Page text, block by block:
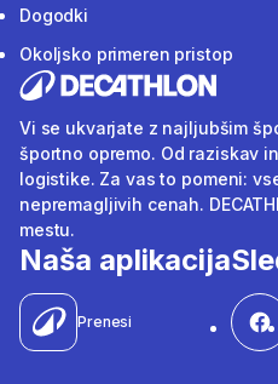
Dogodki
Okoljsko primeren pristop
Vi se ukvarjate z najljubšim
športno opremo. Od raziskav
logistike. Za vas to pomeni:
nepremagljivih cenah.
mestu.
Naša aplikacija
Prenesi